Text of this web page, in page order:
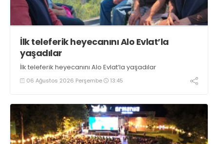
İlk teleferik heyecanını Alo Evlat’la
yaşadılar
İlk teleferik heyecanını Alo Evlat’la yaşadılar
06 Ağustos 2026 Perşembe 13:45